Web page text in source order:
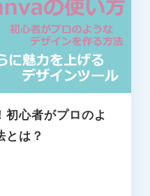
初心者がプロのよ
とは？